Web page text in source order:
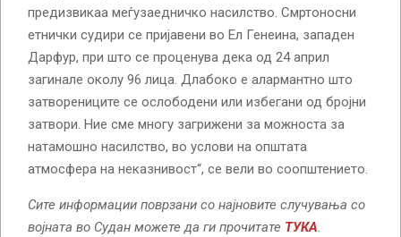
предизвикаа меѓузаедничко насилство. Смртоносни
етнички судири се пријавени во Ел Генеина, западен
Дарфур, при што се проценува дека од 24 април
загинале околу 96 лица. Длабоко е алармантно што
затворениците се ослободени или избегани од бројни
затвори. Ние сме многу загрижени за можноста за
натамошно насилство, во услови на општата
атмосфера на неказнивост“, се вели во соопштението.
Сите информации поврзани со најновите случувања со
војната во Судан можете да ги прочитате ТУКА.